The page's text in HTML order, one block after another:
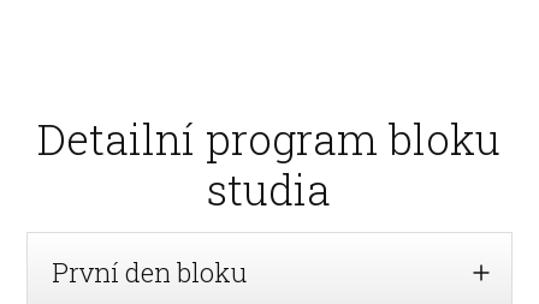
Detailní program bloku
studia
První den bloku